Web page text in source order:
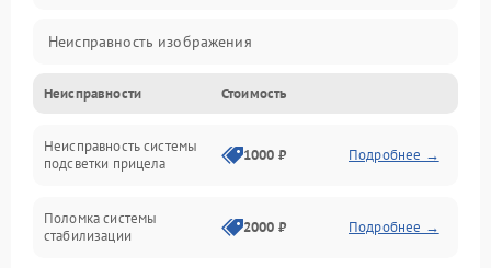
Неисправность изображения
Механические повреждения
Неисправность фокусировки и оптики
Неисправности Стоимость
Неисправность системы
подсветки прицела
1000 ₽ Подробнее →
Поломка системы
стабилизации
2000 ₽ Подробнее →